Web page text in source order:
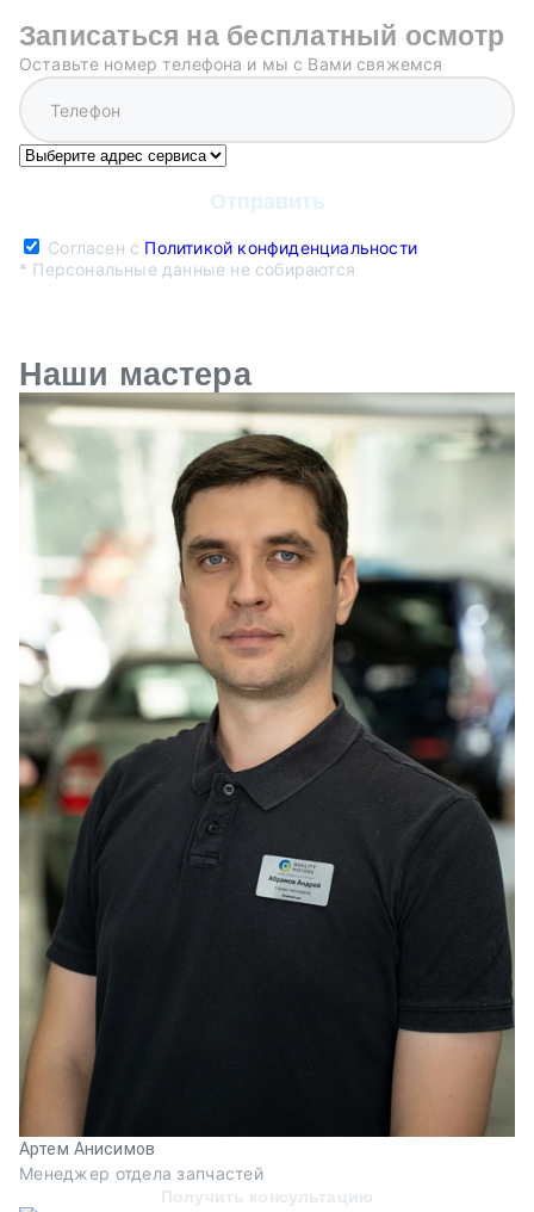
Записаться на бесплатный осмотр
Оставьте номер телефона и мы с Вами свяжемся
Согласен с Политикой конфиденциальности
* Персональные данные не собираются
Наши мастера
Артем Анисимов
Менеджер отдела запчастей
Получить консультацию